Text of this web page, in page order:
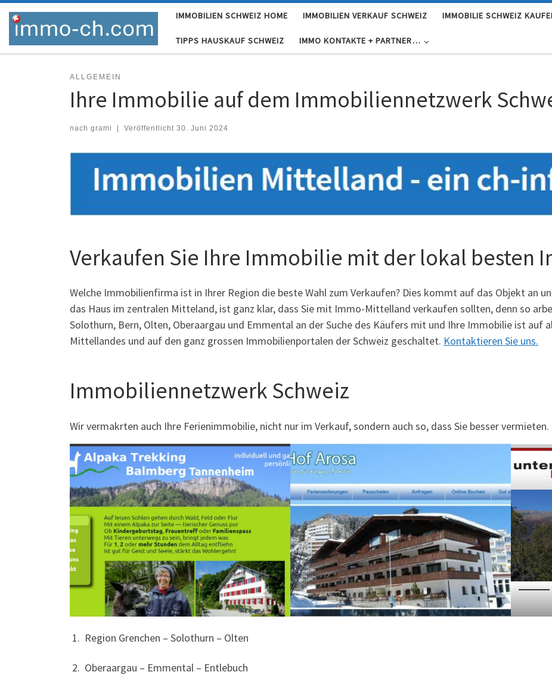
Skip to content IMMOBILIEN SCHWEIZ HOME IMMOBILIEN VERKAUF SCHWEIZ IMMOBILIE SCHWEIZ
TIPPS HAUSKAUF SCHWEIZ IMMO KONTAKTE + PARTNER…
ALLGEMEIN
Ihre Immobilie auf dem Immobiliennetzwerk
nach grami | Veröffentlicht 30. Juni 2024
Verkaufen Sie Ihre Immobilie mit der lokal besten
Welche Immobilienfirma ist in Ihrer Region die beste Wahl zum Verkaufen? Dies kommt auf das Objekt an
das Haus im zentralen Mitteland, ist ganz klar, dass Sie mit Immo-Mittelland verkaufen sollten, denn so
Solothurn, Bern, Olten, Oberaargau und Emmental an der Suche des Käufers mit und Ihre Immobilie ist auf
Mittellandes und auf den ganz grossen Immobilienportalen der Schweiz geschaltet. Kontaktieren Sie uns.
Immobiliennetzwerk Schweiz
Wir vermakrten auch Ihre Ferienimmobilie, nicht nur im Verkauf, sondern auch so, dass Sie besser vermieten.
1. Region Grenchen – Solothurn – Olten
2. Oberaargau – Emmental – Entlebuch